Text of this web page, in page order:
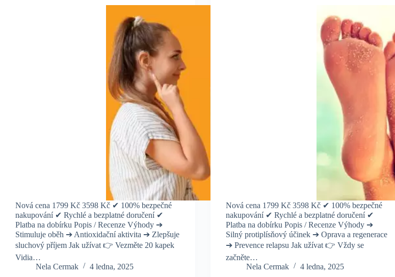
Nová cena 1799 Kč 3598 Kč ✔ 100% bezpečné
nakupování ✔ Rychlé a bezplatné doručení ✔
Platba na dobírku Popis / Recenze Výhody ➔
Stimuluje oběh ➔ Antioxidační aktivita ➔ Zlepšuje
sluchový příjem Jak užívat 👉 Vezměte 20 kapek
Vidia…
Nela Cermak
4 ledna, 2025
Nová cena 1799 Kč 3598 Kč ✔ 100% bezpečné
nakupování ✔ Rychlé a bezplatné doručení ✔
Platba na dobírku Popis / Recenze Výhody ➔
Silný protiplísňový účinek ➔ Oprava a regenerace
➔ Prevence relapsu Jak užívat 👉 Vždy se
začněte…
Nela Cermak
4 ledna, 2025